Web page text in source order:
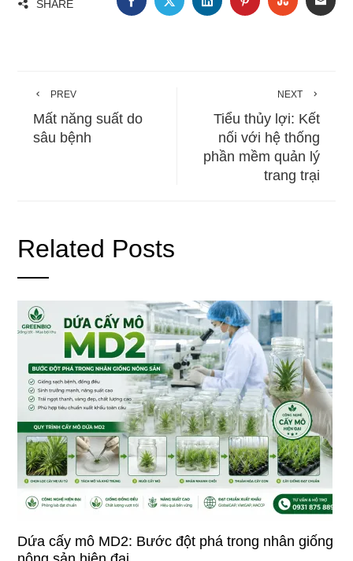
SHARE
PREV
Mất năng suất do
sâu bệnh
NEXT
Tiểu thủy lợi: Kết
nối với hệ thống
phần mềm quản lý
trang trại
Related Posts
Dứa cấy mô MD2: Bước đột phá trong nhân giống